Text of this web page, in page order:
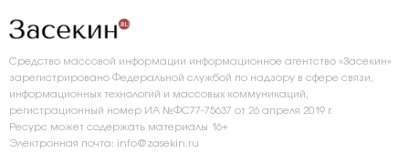
Средство массовой информации информационное агентство «Засекин»
зарегистрировано Федеральной службой по надзору в сфере связи,
информационных технологий и массовых коммуникаций,
регистрационный номер ИА №ФС77-75637 от 26 апреля 2019 г.
Ресурс может содержать материалы 16+
Электронная почта: info@zasekin.ru